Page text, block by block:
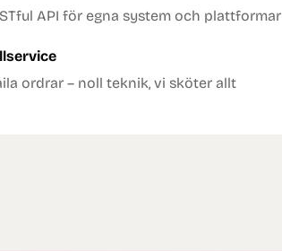
API för egna system och plattformar
ordrar – noll teknik, vi sköter allt